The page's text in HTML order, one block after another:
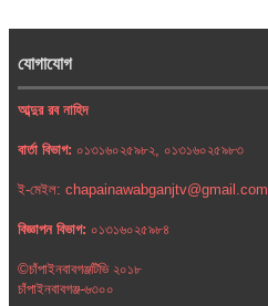
যোগাযোগ
আব্দুর রব নাহিদ
বার্তা বিভাগ: ০১৩১৬০২৫৯৮২, ০১৩১৬০২৫৯৮৩
ই-মেইল: chapainawabganjtv@gmail.com
বিজ্ঞাপন বিভাগ: ০১৩১৬০২৫৯৮৪
©চাঁপাইনবাবগঞ্জটিভি ২০১৮
চাঁপাইনবাবগঞ্জ-৬৩০০